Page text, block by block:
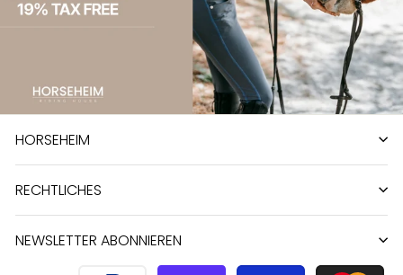
HORSEHEIM
RECHTLICHES
NEWSLETTER ABONNIEREN